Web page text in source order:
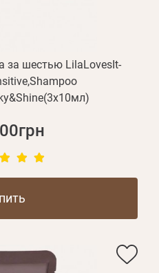
за шестью LilaLovesІt-